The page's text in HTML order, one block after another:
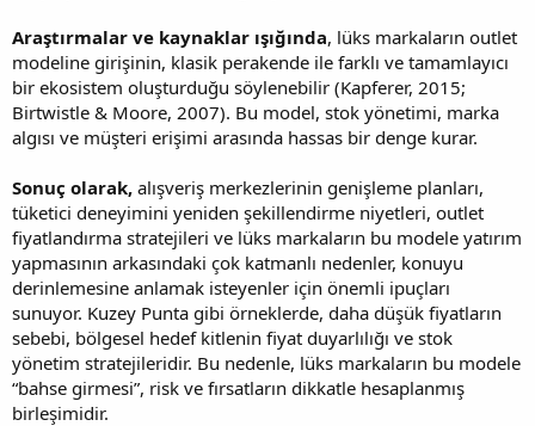
Araştırmalar ve kaynaklar ışığında, lüks markaların outlet
modeline girişinin, klasik perakende ile farklı ve tamamlayıcı
bir ekosistem oluşturduğu söylenebilir (Kapferer, 2015;
Birtwistle & Moore, 2007). Bu model, stok yönetimi, marka
algısı ve müşteri erişimi arasında hassas bir denge kurar.
Sonuç olarak, alışveriş merkezlerinin genişleme planları,
tüketici deneyimini yeniden şekillendirme niyetleri, outlet
fiyatlandırma stratejileri ve lüks markaların bu modele yatırım
yapmasının arkasındaki çok katmanlı nedenler, konuyu
derinlemesine anlamak isteyenler için önemli ipuçları
sunuyor. Kuzey Punta gibi örneklerde, daha düşük fiyatların
sebebi, bölgesel hedef kitlenin fiyat duyarlılığı ve stok
yönetim stratejileridir. Bu nedenle, lüks markaların bu modele
“bahse girmesi”, risk ve fırsatların dikkatle hesaplanmış
birleşimidir.